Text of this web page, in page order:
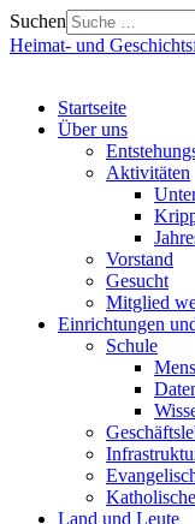
Suchen
Heimat- und
Startseite
Über uns
Aktivitäten
Vorstand
Gesucht
Mitglied
Einrichtungen
Schule
Land und Leute